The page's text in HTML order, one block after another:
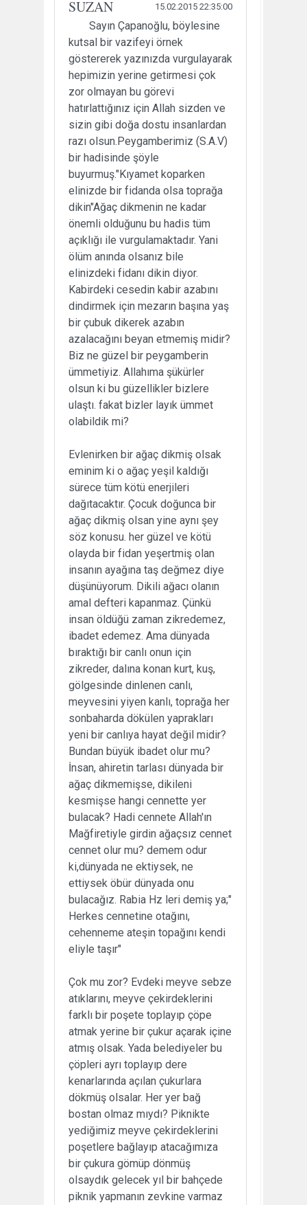
SUZAN 15.02.2015 22:35:00
Sayın Çapanoğlu, böylesine
kutsal bir vazifeyi örnek
göstererek yazınızda vurgulayarak
hepimizin yerine getirmesi çok
zor olmayan bu görevi
hatırlattığınız için Allah sizden ve
sizin gibi doğa dostu insanlardan
razı olsun.Peygamberimiz (S.A.V)
bir hadisinde şöyle
buyurmuş."Kıyamet koparken
elinizde bir fidanda olsa toprağa
dikin"Ağaç dikmenin ne kadar
önemli olduğunu bu hadis tüm
açıklığı ile vurgulamaktadır. Yani
ölüm anında olsanız bile
elinizdeki fidanı dikin diyor.
Kabirdeki cesedin kabir azabını
dindirmek için mezarın başına yaş
bir çubuk dikerek azabın
azalacağını beyan etmemiş midir?
Biz ne güzel bir peygamberin
ümmetiyiz. Allahıma şükürler
olsun ki bu güzellikler bizlere
ulaştı. fakat bizler layık ümmet
olabildik mi?
Evlenirken bir ağaç dikmiş olsak
eminim ki o ağaç yeşil kaldığı
sürece tüm kötü enerjileri
dağıtacaktır. Çocuk doğunca bir
ağaç dikmiş olsan yine aynı şey
söz konusu. her güzel ve kötü
olayda bir fidan yeşertmiş olan
insanın ayağına taş değmez diye
düşünüyorum. Dikili ağacı olanın
amal defteri kapanmaz. Çünkü
insan öldüğü zaman zikredemez,
ibadet edemez. Ama dünyada
bıraktığı bir canlı onun için
zikreder, dalına konan kurt, kuş,
gölgesinde dinlenen canlı,
meyvesini yiyen kanlı, toprağa her
sonbaharda dökülen yaprakları
yeni bir canlıya hayat değil midir?
Bundan büyük ibadet olur mu?
İnsan, ahiretin tarlası dünyada bir
ağaç dikmemişse, dikileni
kesmişse hangi cennette yer
bulacak? Hadi cennete Allah'ın
Mağfiretiyle girdin ağaçsız cennet
cennet olur mu? demem odur
ki,dünyada ne ektiysek, ne
ettiysek öbür dünyada onu
bulacağız. Rabia Hz leri demiş ya;"
Herkes cennetine otağını,
cehenneme ateşin topağını kendi
eliyle taşır"
Çok mu zor? Evdeki meyve sebze
atıklarını, meyve çekirdeklerini
farklı bir poşete toplayıp çöpe
atmak yerine bir çukur açarak içine
atmış olsak. Yada belediyeler bu
çöpleri ayrı toplayıp dere
kenarlarında açılan çukurlara
dökmüş olsalar. Her yer bağ
bostan olmaz mıydı? Piknikte
yediğimiz meyve çekirdeklerini
poşetlere bağlayıp atacağımıza
bir çukura gömüp dönmüş
olsaydık gelecek yıl bir bahçede
piknik yapmanın zevkine varmaz